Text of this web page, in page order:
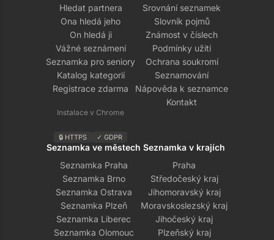
Hledat partnera
Ona hledá jeho
On hledá ji
Vážné seznámení
Seznamka pro seniory
Katalog kategorií
Registrace zdarma
Instalace v Chrome
🔒 HTTPS ✓ GDPR
Srovnání seznamek
Slovník pojmů
Známost v číslech
Podmínky užití
Ochrana soukromí
Seznamování
Nápověda k seznamce
Kontakt
Seznamka ve městech
Seznamka Praha
Seznamka Brno
Seznamka Ostrava
Seznamka Plzeň
Seznamka Liberec
Seznamka Olomouc
Seznamka v krajích
Praha
Středočeský kraj
Jihomoravský kraj
Moravskoslezský kraj
Jihočeský kraj
Plzeňský kraj